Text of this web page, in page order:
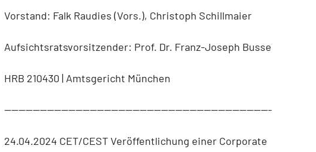
Vorstand: Falk Raudies (Vors.), Christoph Schillmaier
Aufsichtsratsvorsitzender: Prof. Dr. Franz-Joseph Busse
HRB 210430 | Amtsgericht München
---------------------------------------------------------------------------
24.04.2024 CET/CEST Veröffentlichung einer Corporate